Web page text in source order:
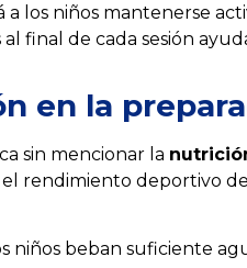
los niños mantenerse
final de cada sesión
en la
sin mencionar la
rendimiento deportivo
niños beban suficiente